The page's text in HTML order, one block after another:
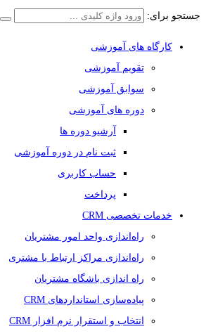
جستجو برای:
کارگاه های آموزشی
تقویم آموزشی
سوابق آموزشی
دوره های آموزشی
آرشیو دوره ها
ثبت نام در دوره آموزشی
حساب کاربری
پرداخت
خدمات تخصصی CRM
راه‌اندازی واحد امور مشتریان
راه‌اندازی مراکز ارتباط با مشتری
راه اندازی باشگاه مشتریان
پیاده‌سازی استانداردهای CRM
انتخاب و استقرار نرم افزار CRM